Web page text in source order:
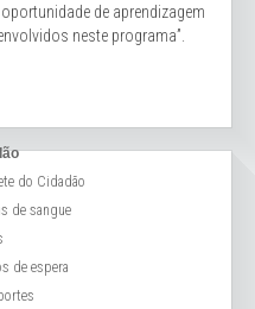
de aprendizagem
neste programa”.
do Cidadão
de sangue
de espera